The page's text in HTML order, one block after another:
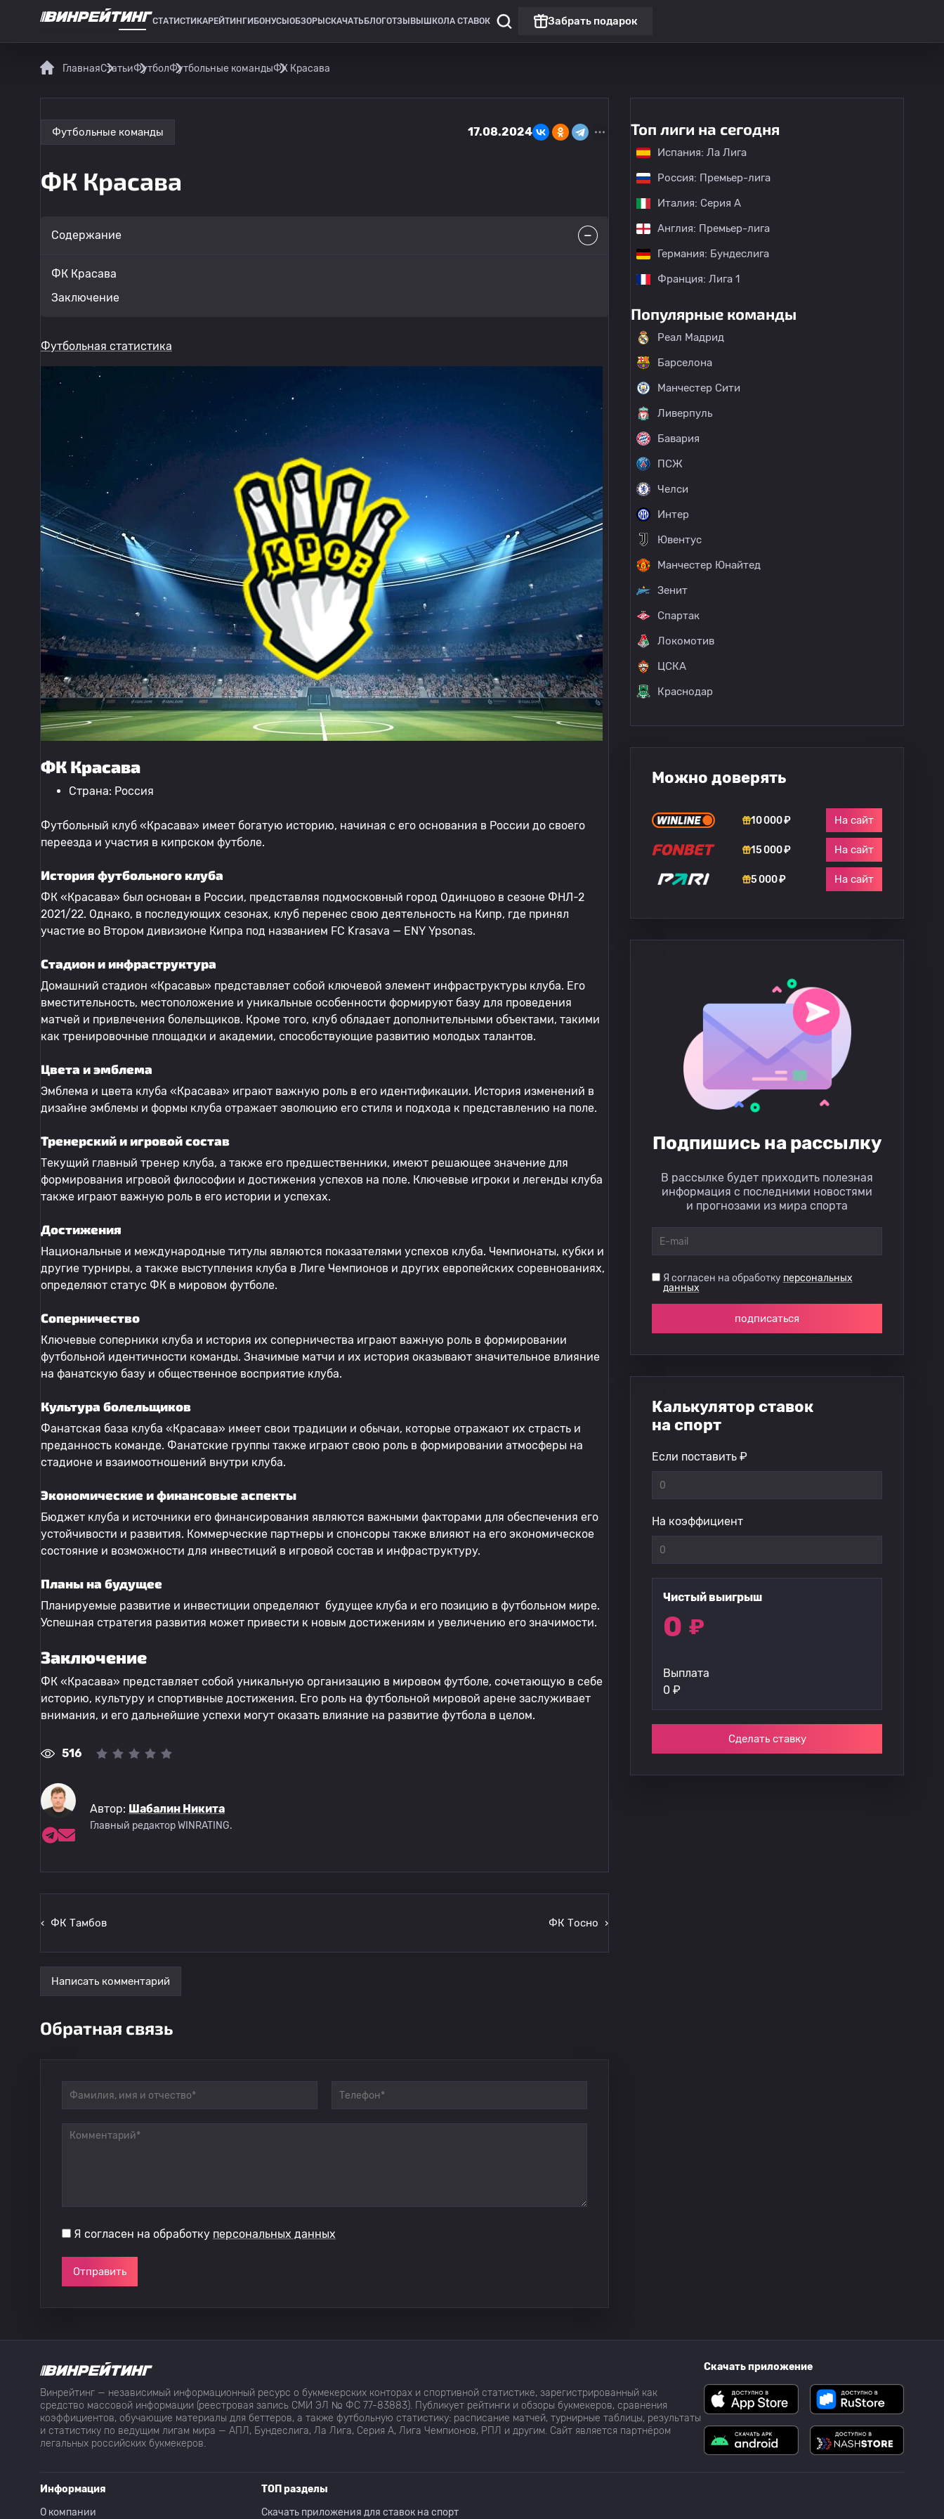
СТАТИСТИКАРЕЙТИНГИ БОНУСЫ ОБЗОРЫ СКАЧАТЬ БЛОГОТЗЫВЫ ШКОЛА СТАВОК Забрать подарок
ГлавнаяСтатьиФутболФутбольные командыФК Красава
Футбольные команды 17.08.2024
ФК Красава
Содержание
ФК Красава
Заключение
Футбольная статистика
ФК Красава
Страна: Россия
Футбольный клуб «Красава» имеет богатую историю, начиная с его основания в России до своего
переезда и участия в кипрском футболе.
История футбольного клуба
ФК «Красава» был основан в России, представляя подмосковный город Одинцово в сезоне ФНЛ-2
2021/22. Однако, в последующих сезонах, клуб перенес свою деятельность на Кипр, где принял
участие во Втором дивизионе Кипра под названием FC Krasava — ENY Ypsonas.
Стадион и инфраструктура
Домашний стадион «Красавы» представляет собой ключевой элемент инфраструктуры клуба. Его
вместительность, местоположение и уникальные особенности формируют базу для проведения
матчей и привлечения болельщиков. Кроме того, клуб обладает дополнительными объектами, такими
как тренировочные площадки и академии, способствующие развитию молодых талантов.
Цвета и эмблема
Эмблема и цвета клуба «Красава» играют важную роль в его идентификации. История изменений в
дизайне эмблемы и формы клуба отражает эволюцию его стиля и подхода к представлению на поле.
Тренерский и игровой состав
Текущий главный тренер клуба, а также его предшественники, имеют решающее значение для
формирования игровой философии и достижения успехов на поле. Ключевые игроки и легенды клуба
также играют важную роль в его истории и успехах.
Достижения
Национальные и международные титулы являются показателями успехов клуба. Чемпионаты, кубки и
другие турниры, а также выступления клуба в Лиге Чемпионов и других европейских соревнованиях,
определяют статус ФК в мировом футболе.
Соперничество
Ключевые соперники клуба и история их соперничества играют важную роль в формировании
футбольной идентичности команды. Значимые матчи и их история оказывают значительное влияние
на фанатскую базу и общественное восприятие клуба.
Культура болельщиков
Фанатская база клуба «Красава» имеет свои традиции и обычаи, которые отражают их страсть и
преданность команде. Фанатские группы также играют свою роль в формировании атмосферы на
стадионе и взаимоотношений внутри клуба.
Экономические и финансовые аспекты
Бюджет клуба и источники его финансирования являются важными факторами для обеспечения его
устойчивости и развития. Коммерческие партнеры и спонсоры также влияют на его экономическое
состояние и возможности для инвестиций в игровой состав и инфраструктуру.
Планы на будущее
Планируемые развитие и инвестиции определяют будущее клуба и его позицию в футбольном мире.
Успешная стратегия развития может привести к новым достижениям и увеличению его значимости.
Заключение
ФК «Красава» представляет собой уникальную организацию в мировом футболе, сочетающую в себе
историю, культуру и спортивные достижения. Его роль на футбольной мировой арене заслуживает
внимания, и его дальнейшие успехи могут оказать влияние на развитие футбола в целом.
516
Автор: Шабалин Никита
Главный редактор WINRATING.
‹ ФК Тамбов ФК Тосно ›
Написать комментарий
Обратная связь
Я согласен на обработку персональных данных
Отправить
Топ лиги на сегодня
Испания: Ла Лига
Россия: Премьер-лига
Италия: Серия А
Англия: Премьер-лига
Германия: Бундеслига
Франция: Лига 1
Популярные команды
Реал Мадрид
Барселона
Манчестер Сити
Ливерпуль
Бавария
ПСЖ
Челси
Интер
Ювентус
Манчестер Юнайтед
Зенит
Спартак
Локомотив
ЦСКА
Краснодар
Можно доверять
10 000 ₽ На сайт
15 000 ₽ На сайт
5 000 ₽ На сайт
Подпишись на рассылку
В рассылке будет приходить полезная
информация с последними новостями
и прогнозами из мира спорта
Я согласен на обработку персональных
данных
подписаться
Калькулятор ставок
на спорт
Если поставить ₽
На коэффициент
Чистый выигрыш
0 ₽
Выплата
0 ₽
Сделать ставку
Винрейтинг — независимый информационный ресурс о букмекерских конторах и спортивной статистике, зарегистрированный как
средство массовой информации (реестровая запись СМИ ЭЛ № ФС 77-83883). Публикует рейтинги и обзоры букмекеров, сравнения
коэффициентов, обучающие материалы для беттеров, а также футбольную статистику: расписание матчей, турнирные таблицы, результаты
и статистику по ведущим лигам мира — АПЛ, Бундеслига, Ла Лига, Серия А, Лига Чемпионов, РПЛ и другим. Сайт является партнёром
легальных российских букмекеров.
Скачать приложение
Информация
О компании
ТОП разделы
Скачать приложения для ставок на спорт